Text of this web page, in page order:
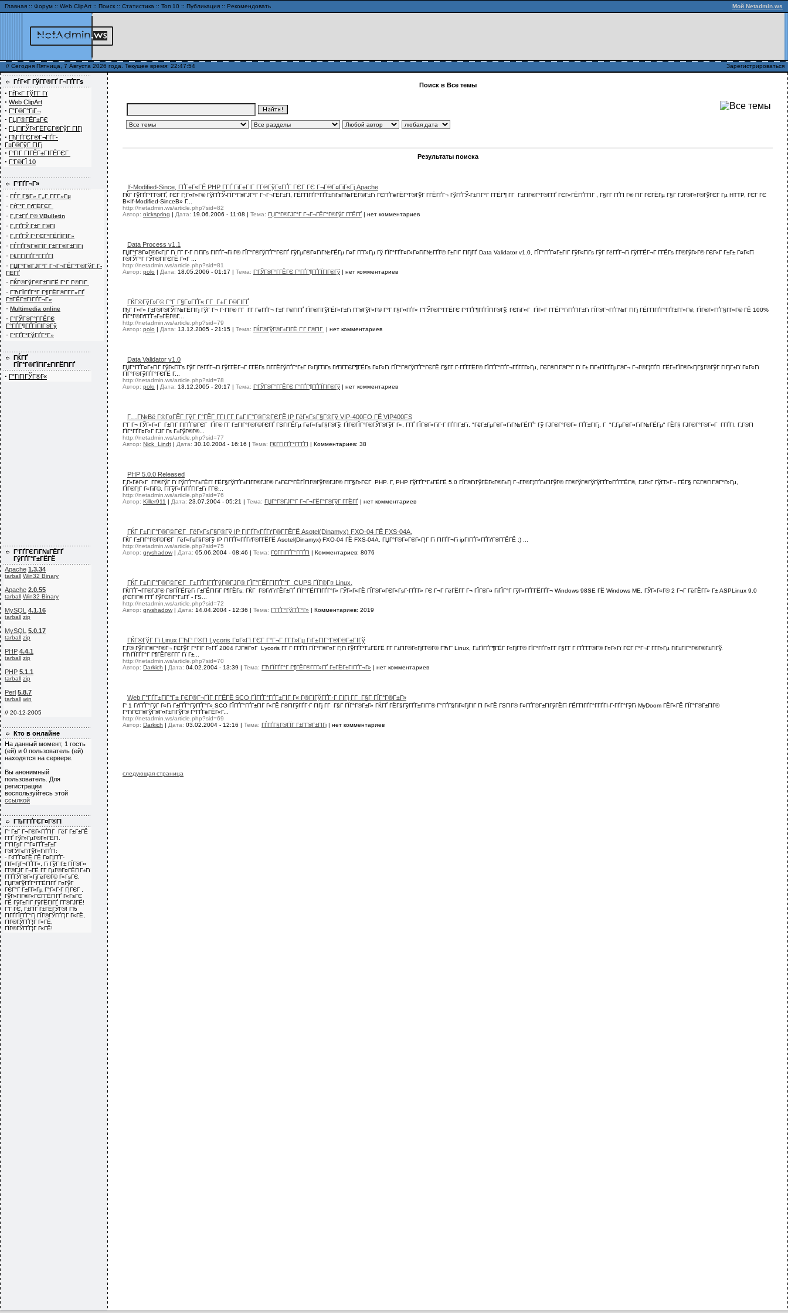
Главная :: Форум :: Web ClipArt :: Поиск :: Статистика :: Топ 10 :: Публикация :: Рекомендовать Мой Netadmin.ws
// Сегодня Пятница, 7 Августа 2026 года. Текущее время: 22:47:54 Зарегистрироваться
ГѓГ«Г ГўГ­Г®ГҐ Г¬ГҐГ­Гѕ
· ГѓГ«Г ГўГ­Г Гї
· Web ClipArt
· Г”Г®Г°ГіГ¬
· ГЏГ®ГЁГ±ГЄ
· ГЏГіГЎГ«ГЁГЄГ®ГўГ ГІГј
· ГђГҐГЄГ®Г¬ГҐГ­
Г¤Г®ГўГ ГІГј
· Г‘ГІГ ГІГЁГ±ГІГЁГЄГ
· Г’Г®ГЇ 10
Г’ГҐГ¬Г»
· ГЃГ Г§Г» Г„Г Г­Г­Г»Гµ
· ГѓГ°Г ГґГЁГЄГ
· Г‚Г±ГҐ Г® VBulletin
· Г‚ГҐГЎ Г±Г Г©ГІ
· Г‚ГҐГЎ Г‘ГЄГ°ГЁГЇГІГ»
· ГЃГҐГ§Г®ГЇГ Г±Г­Г®Г±ГІГј
· Г€Г­ГІГҐГ°Г­ГҐГІ
· ГЏГ°Г®ГЈГ°Г Г¬Г¬ГЁГ°Г®ГўГ Г­
ГЁГҐ
· ГЌГ®ГўГ®Г±ГІГЁ Г‘Г Г©ГІГ
· ГЋГЇГҐГ°Г Г¶ГЁГ®Г­Г­Г»ГҐ
Г±ГЁГ±ГІГҐГ¬Г»
· Multimedia online
· Г‘ГЎГ®Г°Г­ГЁГЄ
Г°ГҐГ¶ГҐГЇГІГ®Гў
· Г‘ГҐГ°ГўГҐГ°Г»
ГЌГҐ
ГЇГ°Г®ГЇГіГ±ГІГЁГІГҐ
· Г”ГіГІГЎГ®Г«
Г’ГҐГЄГіГ№ГЁГҐ
ГўГҐГ°Г±ГЁГЁ
Apache 1.3.34
tarball Win32 Binary
Apache 2.0.55
tarball Win32 Binary
MySQL 4.1.16
tarball zip
MySQL 5.0.17
tarball zip
PHP 4.4.1
tarball zip
PHP 5.1.1
tarball zip
Perl 5.8.7
tarball win
// 20-12-2005
Кто в онлайне
На данный момент, 1 гость
(ей) и 0 пользователь (ей)
находятся на сервере.
Вы анонимный
пользователь. Для
регистрации
воспользуйтесь этой
ссылкой
ГЂГ­ГҐГЄГ¤Г®ГІ
Г“ Г±Г Г¬Г®Г«ГҐГІГ ГёГ Г±Г±ГЁ
Г­ГҐ ГўГ»ГµГ®Г¤ГЁГІ.
Г‘ГІГѕГ Г°Г¤ГҐГ±Г±Г
Г®ГЎГєГїГўГ«ГїГҐГІ:
- Г‹ГҐГ¤ГЁ ГЁ Г¤Г¦ГҐГ­
ГІГ«ГјГ¬ГҐГ­Г», Гі ГўГ Г± ГЇГ®Г¤
Г­Г®ГЈГ Г¬ГЁ Г­Г ГµГ®Г¤ГЁГІГ±Гї
Г­ГҐГЎГ®Г«ГјГёГ®Г© Г«ГѕГЄ.
ГЏГ®ГўГҐГ°Г­ГЁГІГҐ Г¤ГўГ
ГЄГ°Г Г±Г­Г»Гµ Г°Г»Г·Г Г¦ГЄГ ,
ГўГ»ГІГ®Г«ГЄГ­ГЁГІГҐ Г«ГѕГЄ
ГЁ ГўГ±ГІГ ГўГЁГІГҐ Г­Г®ГЈГЁ!
Г’Г ГЄ, Г±ГЇГ Г±ГЁГЎГ®! ГЂ
ГІГҐГЇГҐГ°Гј ГЇГ®ГЎГҐГ¦Г Г«ГЁ,
ГЇГ®ГЎГҐГ¦Г Г«ГЁ,
ГЇГ®ГЎГҐГ¦Г Г«ГЁ!
Поиск в Все темы
Результаты поиска
If-Modified-Since, ГҐГ±Г«ГЁ PHP Г­ГҐ ГіГ±ГІГ Г­Г®ГўГ«ГҐГ­ ГЄГ ГЄ Г¬Г®Г¤ГіГ«Гј Apache
ГЌГ ГўГҐГ°Г­Г®ГҐ, ГЄГ Г¦Г¤Г»Г© ГўГҐГЎ-ГЇГ°Г®ГЈГ°Г Г¬Г¬ГЁГ±ГІ, ГЁГ­ГІГҐГ°ГҐГ±ГіГѕГ№ГЁГ©Г±Гї ГЄГҐГёГЁГ°Г®ГўГ Г­ГЁГҐГ¬ ГўГҐГЎ-Г±ГІГ°Г Г­ГЁГ¶ Г­Г Г±ГІГ®Г°Г®Г­ГҐ ГЄГ«ГЁГҐГ­ГІГ , Г§Г­Г ГҐГІ Г® ГІГ ГЄГЁГµ Г§Г ГЈГ®Г«Г®ГўГЄГ Гµ HTTP, ГЄГ ГЄ
В«If-Modified-SinceВ» Г...
http://netadmin.ws/article.php?sid=82
Автор: nickspring | Дата: 19.06.2006 - 11:08 | Тема: ГЏГ°Г®ГЈГ°Г Г¬Г¬ГЁГ°Г®ГўГ Г­ГЁГҐ | нет комментариев
Data Process v1.1
ГЏГ°Г®Г¤Г®Г«Г¦Г Гї Г­Г Г·Г ГІГіГѕ ГІГҐГ¬Гі Г® ГЇГ°Г®ГўГҐГ°ГЄГҐ ГўГµГ®Г¤ГїГ№ГЁГµ Г¤Г Г­Г­Г»Гµ Гў ГЇГ°ГҐГ¤Г»Г¤ГіГ№ГҐГ© Г±ГІГ ГІГјГҐ Data Validator v1.0, ГЇГ°ГҐГ¤Г±ГІГ ГўГ«ГїГѕ ГўГ ГёГҐГ¬Гі ГўГ­ГЁГ¬Г Г­ГЁГѕ Г­Г®ГўГ»Г© ГЄГ«Г Г±Г± Г¤Г«Гї
Г®ГЎГ°Г ГЎГ®ГІГЄГЁ Г¤Г ...
http://netadmin.ws/article.php?sid=81
Автор: polo | Дата: 18.05.2006 - 01:17 | Тема: Г‘ГЎГ®Г°Г­ГЁГЄ Г°ГҐГ¶ГҐГЇГІГ®Гў | нет комментариев
ГЌГ®ГўГ»Г© Г°Г Г§Г¤ГҐГ« Г­Г Г±Г Г©ГІГҐ
ГђГ Г¤Г» Г±Г®Г®ГЎГ№ГЁГІГј ГўГ Г¬ Г·ГІГ® Г­Г Г­Г ГёГҐГ¬ Г±Г Г©ГІГҐ ГЇГ®ГїГўГЁГ«Г±Гї Г­Г®ГўГ»Г© Г°Г Г§Г¤ГҐГ« Г‘ГЎГ®Г°Г­ГЁГЄ Г°ГҐГ¶ГҐГЇГІГ®Гў, ГЄГіГ¤Г ГЇГ«Г Г­ГЁГ°ГіГҐГІГ±Гї ГЇГ®Г¬ГҐГ№Г ГІГј ГЁГ­ГІГҐГ°ГҐГ±Г­Г»Г©, ГЇГ®Г«ГҐГ§Г­Г»Г© ГЁ 100%
ГЇГ°Г®ГґГҐГ±Г±ГЁГ®Г...
http://netadmin.ws/article.php?sid=79
Автор: polo | Дата: 13.12.2005 - 21:15 | Тема: ГЌГ®ГўГ®Г±ГІГЁ Г‘Г Г©ГІГ | нет комментариев
Data Validator v1.0
ГЏГ°ГҐГ¤Г±ГІГ ГўГ«ГїГѕ ГўГ ГёГҐГ¬Гі ГўГ­ГЁГ¬Г Г­ГЁГѕ ГіГ­ГЁГўГҐГ°Г±Г Г«ГјГ­ГіГѕ ГґГіГ­ГЄГ¶ГЁГѕ Г¤Г«Гї ГЇГ°Г®ГўГҐГ°ГЄГЁ Г§Г­Г Г·ГҐГ­ГЁГ© ГЇГҐГ°ГҐГ¬ГҐГ­Г­Г»Гµ, ГЄГ®ГІГ®Г°Г Гї Г± ГіГ±ГЇГҐГµГ®Г¬ Г¬Г®Г¦ГҐГІ ГЁГ±ГЇГ®Г«ГјГ§Г®ГўГ ГІГјГ±Гї Г¤Г«Гї
ГЇГ°Г®ГўГҐГ°ГЄГЁ Г...
http://netadmin.ws/article.php?sid=78
Автор: polo | Дата: 13.12.2005 - 20:17 | Тема: Г‘ГЎГ®Г°Г­ГЁГЄ Г°ГҐГ¶ГҐГЇГІГ®Гў | нет комментариев
Г…Г№Вё Г®Г¤ГЁГ­ ГўГ Г°ГЁГ Г­ГІ Г­Г Г±ГІГ°Г®Г©ГЄГЁ IP ГёГ«ГѕГ§Г®Гў VIP-400FO ГЁ VIP400FS
Г’Г Г¬ ГЎГ»Г«Г Г±ГІГ ГІГҐГ©ГЄГ ГЇГ® Г­Г Г±ГІГ°Г®Г©ГЄГҐ ГЅГІГЁГµ ГёГ«ГѕГ§Г®Гў, ГЇГ®ГЇГ°Г®ГЎГ®ГўГ Г«, Г­ГҐ ГЇГ®Г«ГіГ·Г ГҐГІГ±Гї. "Г€Г±ГµГ®Г¤ГїГ№ГЁГҐ" Гў ГЈГ®Г°Г®Г¤ ГҐГ±ГІГј, Г "Г‚ГµГ®Г¤ГїГ№ГЁГµ" ГЁГ§ ГЈГ®Г°Г®Г¤Г Г­ГҐГІ. Г‚Г®ГІ
ГЇГ°ГҐГ¤Г«Г ГЈГ Гѕ Г±ГўГ®Г©...
http://netadmin.ws/article.php?sid=77
Автор: Nick_Lindt | Дата: 30.10.2004 - 16:16 | Тема: Г€Г­ГІГҐГ°Г­ГҐГІ | Комментариев: 38
PHP 5.0.0 Released
Г‚Г»ГёГ«Г Г­Г®ГўГ Гї ГўГҐГ°Г±ГЁГї ГЁГ§ГўГҐГ±ГІГ­Г®ГЈГ® Г±ГЄГ°ГЁГЇГІГ®ГўГ®ГЈГ® ГїГ§Г»ГЄГ PHP. Г‚ PHP ГўГҐГ°Г±ГЁГЁ 5.0 ГЇГ®ГїГўГЁГ«Г®Г±Гј Г¬Г­Г®Г¦ГҐГ±ГІГўГ® Г­Г®ГўГ®ГўГўГҐГ¤ГҐГ­ГЁГ©, ГЈГ«Г ГўГ­Г»Г¬ ГЁГ§ ГЄГ®ГІГ®Г°Г»Гµ,
ГЇГ®Г¦Г Г«ГіГ©, ГїГўГ«ГїГҐГІГ±Гї Г­Г®...
http://netadmin.ws/article.php?sid=76
Автор: Killer911 | Дата: 23.07.2004 - 05:21 | Тема: ГЏГ°Г®ГЈГ°Г Г¬Г¬ГЁГ°Г®ГўГ Г­ГЁГҐ | нет комментариев
ГЌГ Г±ГІГ°Г®Г©ГЄГ ГёГ«ГѕГ§Г®Гў IP ГІГҐГ«ГҐГґГ®Г­ГЁГЁ Asotel(Dinamyx) FXO-04 ГЁ FXS-04A.
ГЌГ Г±ГІГ°Г®Г©ГЄГ ГёГ«ГѕГ§Г®Гў IP ГІГҐГ«ГҐГґГ®Г­ГЁГЁ Asotel(Dinamyx) FXO-04 ГЁ FXS-04A. ГЏГ°Г®Г¤Г®Г«Г¦Г Гї ГІГҐГ¬Гі ipГІГҐГ«ГҐГґГ®Г­ГЁГЁ :) ...
http://netadmin.ws/article.php?sid=75
Автор: gryshadow | Дата: 05.06.2004 - 08:46 | Тема: Г€Г­ГІГҐГ°Г­ГҐГІ | Комментариев: 8076
ГЌГ Г±ГІГ°Г®Г©ГЄГ Г±ГҐГІГҐГўГ®ГЈГ® ГЇГ°ГЁГ­ГІГҐГ°Г CUPS ГЇГ®Г¤ Linux.
ГЌГҐГ¬Г­Г®ГЈГ® Г®ГЇГЁГёГі Г±ГЁГІГіГ Г¶ГЁГѕ: ГЌГ Г®ГґГґГЁГ±ГҐ ГЇГ°ГЁГ­ГІГҐГ°Г» ГЎГ»Г«ГЁ ГЇГ®Г¤ГЄГ«ГѕГ·ГҐГ­Г» ГЄ Г¬Г ГёГЁГ­Г Г¬ ГЇГ®Г¤ ГіГЇГ°Г ГўГ«ГҐГ­ГЁГҐГ¬ Windows 98SE ГЁ Windows ME, ГЎГ»Г«Г® 2 Г¬Г ГёГЁГ­Г» Г± ASPLinux 9.0
(ГЄГІГ® Г­ГҐ ГўГЄГіГ°Г±ГҐ - ГЅ...
http://netadmin.ws/article.php?sid=72
Автор: gryshadow | Дата: 14.04.2004 - 12:36 | Тема: Г‘ГҐГ°ГўГҐГ°Г» | Комментариев: 2019
ГЌГ®ГўГ Гї Linux ГЋГ‘ Г®ГІ Lycoris Г¤Г«Гї ГЄГ Г°Г¬Г Г­Г­Г»Гµ ГіГ±ГІГ°Г®Г©Г±ГІГў
Г‚Г® ГўГІГ®Г°Г®Г¬ ГЄГўГ Г°ГІГ Г«ГҐ 2004 ГЈГ®Г¤Г Lycoris Г­Г Г·Г­ГҐГІ ГЇГ°Г®Г¤Г Г¦Гі ГўГҐГ°Г±ГЁГЁ Г­Г Г±ГІГ®Г«ГјГ­Г®Г© ГЋГ‘ Linux, Г±ГЇГҐГ¶ГЁГ Г«ГјГ­Г® ГЇГ°ГҐГ¤Г­Г Г§Г­Г Г·ГҐГ­Г­Г®Г© Г¤Г«Гї ГЄГ Г°Г¬Г Г­Г­Г»Гµ ГіГ±ГІГ°Г®Г©Г±ГІГў.
ГЋГЇГҐГ°Г Г¶ГЁГ®Г­Г­Г Гї Г±...
http://netadmin.ws/article.php?sid=70
Автор: Darkich | Дата: 04.02.2004 - 13:39 | Тема: ГЋГЇГҐГ°Г Г¶ГЁГ®Г­Г­Г»ГҐ Г±ГЁГ±ГІГҐГ¬Г» | нет комментариев
Web Г°ГҐГ±ГіГ°Г± ГЄГ®Г¬ГЇГ Г­ГЁГЁ SCO ГЇГҐГ°ГҐГ±ГІГ Г« Г®ГІГўГҐГ·Г ГІГј Г­Г Г§Г ГЇГ°Г®Г±Г»
Г‘ 1 ГґГҐГ°ГўГ Г«Гї Г±ГҐГ°ГўГҐГ°Г» SCO ГЇГҐГ°ГҐГ±ГІГ Г«ГЁ Г®ГІГўГҐГ·Г ГІГј Г­Г Г§Г ГЇГ°Г®Г±Г» ГЌГҐ ГЁГ§ГўГҐГ±ГІГ­Г® Г°ГҐГ§ГіГ«ГјГІГ ГІ Г«ГЁ ГЅГІГ® Г¤ГҐГ©Г±ГІГўГЁГї ГЁГ­ГІГҐГ°Г­ГҐГІ-Г·ГҐГ°ГўГї MyDoom ГЁГ«ГЁ ГЇГ°Г®Г±ГІГ®
Г°ГіГЄГ®ГўГ®Г¤Г±ГІГўГ® Г°ГҐГёГЁГ«Г...
http://netadmin.ws/article.php?sid=69
Автор: Darkich | Дата: 03.02.2004 - 12:16 | Тема: ГЃГҐГ§Г®ГЇГ Г±Г­Г®Г±ГІГј | нет комментариев
следующая страница